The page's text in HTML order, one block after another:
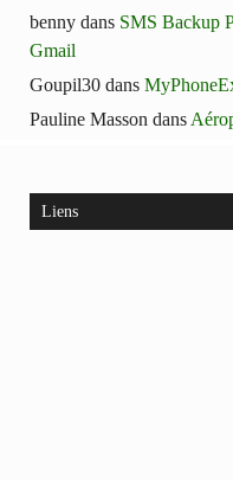
benny dans SMS Backup
Gmail
Goupil30 dans
Pauline Masson dans
Liens